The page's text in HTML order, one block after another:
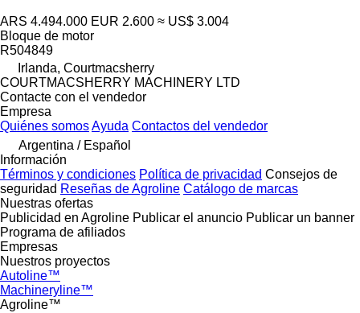
ARS 4.494.000 EUR 2.600 ≈ US$ 3.004
Bloque de motor
R504849
Irlanda, Courtmacsherry
COURTMACSHERRY MACHINERY LTD
Contacte con el vendedor
Empresa
Quiénes somosAyuda Contactos del vendedor
Argentina / Español
Información
Términos y condiciones Política de privacidad Consejos de
seguridad Reseñas de Agroline Catálogo de marcas
Nuestras ofertas
Publicidad en Agroline Publicar el anuncio Publicar un banner
Programa de afiliados
Empresas
Nuestros proyectos
Autoline™
Machineryline™
Agroline™